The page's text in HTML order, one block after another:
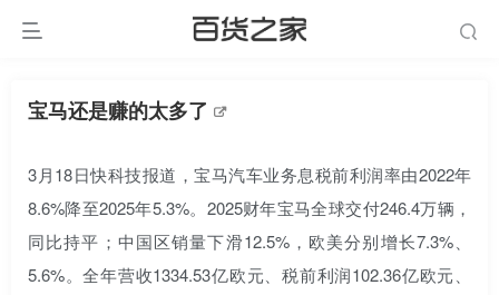
宝马还是赚的太多了
3月18日快科技报道，宝马汽车业务息税前利润率由2022年
8.6%降至2025年5.3%。2025财年宝马全球交付246.4万辆，
同比持平；中国区销量下滑12.5%，欧美分别增长7.3%、
5.6%。全年营收1334.53亿欧元、税前利润102.36亿欧元、